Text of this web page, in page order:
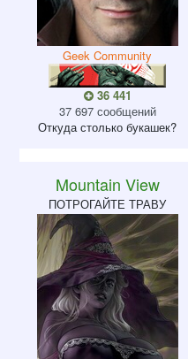
Geek Community
36 441
37 697 сообщений
Откудастолько букашек?
Mountain View
ПОТРОГАЙТЕ ТРАВУ